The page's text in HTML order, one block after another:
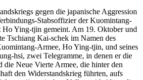
gegen die japanische Aggression
Stabsoffizier der Kuomintang-
Ying-tjin gemeint. Am 19. Oktober und
Tschiang Kai-schek im Namen des
Armee, Ho Ying-tjin, und seines
hsi, zwei Telegramme, in denen er die
die Neue Vierte Armee, die hinter den
den Widerstandskrieg führten, aufs